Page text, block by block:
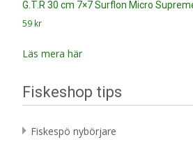
G.T.R 30 cm 7×7 Surflon Micro
59 kr
Läs mera här
Fiskeshop tips
Fiskespö nybörjare